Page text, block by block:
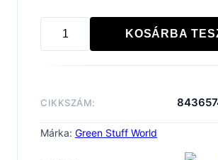
Card
44x68mm
KOSÁRBA
CIKKSZÁM:
Márka: Green Stuff World